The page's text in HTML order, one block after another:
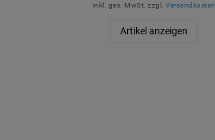
inkl. ges. MwSt. zzgl. Versandkosten
Artikel anzeigen